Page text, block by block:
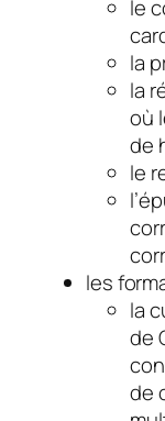
le
la
la
où
de
le
les
la
de
de